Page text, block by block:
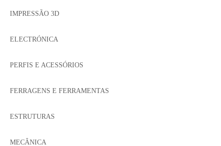
IMPRESSÃO 3D
ELECTRÓNICA
PERFIS E ACESSÓRIOS
FERRAGENS E FERRAMENTAS
ESTRUTURAS
MECÂNICA